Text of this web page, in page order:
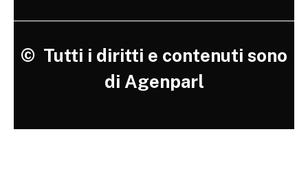
© Tutti i diritti e contenuti sono
di Agenparl